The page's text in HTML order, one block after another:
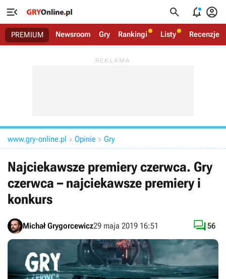
   
PREMIUM Newsroom Gry Rankingi Listy Recenzje
www.gry-online.pl  Opinie  Gry
Najciekawsze premiery czerwca. Gry
czerwca – najciekawsze premiery i
konkurs
Michał Grygorcewicz29 maja 2019 16:51 56